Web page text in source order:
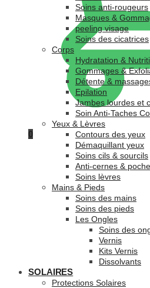
0
Soins anti-rougeurs
Masques &
peeling visage
Soins des cicatrices
Corps
Hydratation &
Gommages &
Détente &
Epilation
Jambes lourdes et
Soin Anti-Taches
Yeux & Lèvres
Contours des yeux
Démaquillant yeux
Soins cils & sourcils
Anti-cernes &
Soins lèvres
Mains & Pieds
Soins des mains
Soins des pieds
Les Ongles
Soins des
Vernis
Kits Vernis
Dissolvants
SOLAIRES
Protections Solaires